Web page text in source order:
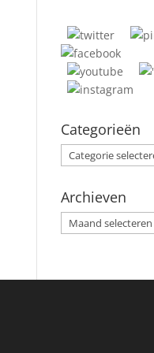
Categorieën
Categorieën
Archieven
Archieven